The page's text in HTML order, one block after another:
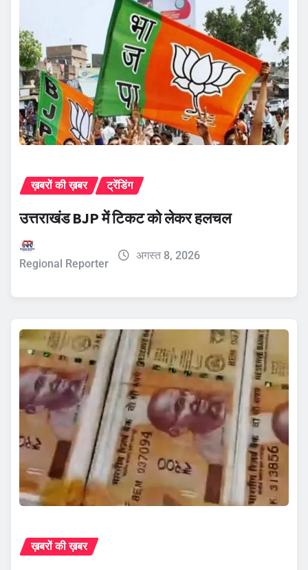
ख़बरों की ख़बर ट्रेंडिंग
उत्तराखंड BJP में टिकट को लेकर हलचल
Regional Reporter
अगस्त 8, 2026
ख़बरों की ख़बर